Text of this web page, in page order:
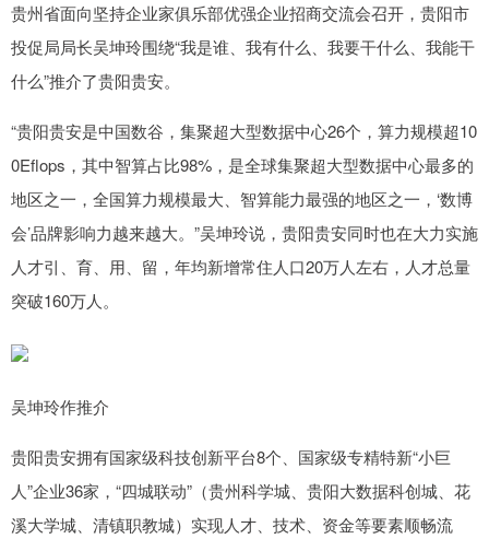
贵州省面向坚持企业家俱乐部优强企业招商交流会召开，贵阳市
投促局局长吴坤玲围绕“我是谁、我有什么、我要干什么、我能干
什么”推介了贵阳贵安。
“贵阳贵安是中国数谷，集聚超大型数据中心26个，算力规模超10
0Eflops，其中智算占比98%，是全球集聚超大型数据中心最多的
地区之一，全国算力规模最大、智算能力最强的地区之一，‘数博
会’品牌影响力越来越大。”吴坤玲说，贵阳贵安同时也在大力实施
人才引、育、用、留，年均新增常住人口20万人左右，人才总量
突破160万人。
吴坤玲作推介
贵阳贵安拥有国家级科技创新平台8个、国家级专精特新“小巨
人”企业36家，“四城联动”（贵州科学城、贵阳大数据科创城、花
溪大学城、清镇职教城）实现人才、技术、资金等要素顺畅流